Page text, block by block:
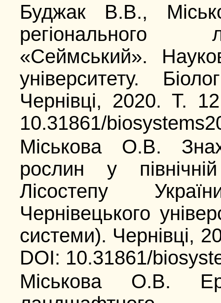
Буджак В.В.,
регіонального
«Сеймський».
університету.
Чернівці, 2020.
10.31861/
Міськова О.В.
рослин у
Лісостепу
Чернівецького
системи). Чернівці,
DOI: 10.31861/
Міськова О.В.